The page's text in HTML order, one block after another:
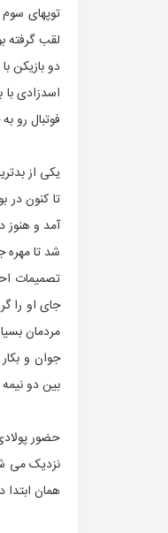
توپهای
لقب گرفته
دو بازیکن
اسدزادی
فوتبال رو
یکی از
تا کنون
آمد و هنوز
شد تا مهره
تصمیمات
جای او را
مردمان
جوان و
بین دو
حضور
نزدیک می
همان